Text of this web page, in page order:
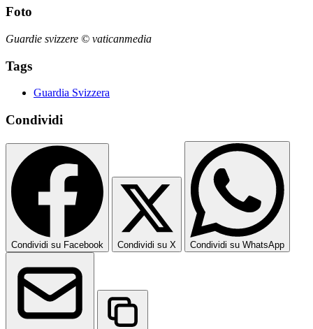
Foto
Guardie svizzere © vaticanmedia
Tags
Guardia Svizzera
Condividi
Condividi su Facebook Condividi su X Condividi su WhatsApp